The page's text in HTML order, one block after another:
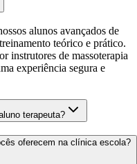
alunos avançados de
teórico e prático.
instrutores de massoterapia
experiência segura e
terapeuta?
oferecem na clínica escola?